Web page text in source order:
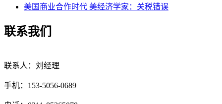
美国商业合作时代 美经济学家：关税错误
联系我们
联系人：刘经理
手机：153-5056-0689